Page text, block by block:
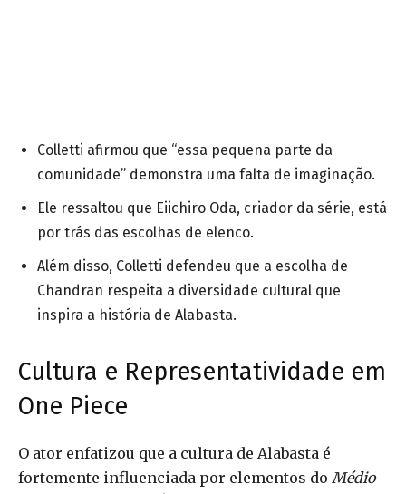
Colletti afirmou que “essa pequena parte da
comunidade” demonstra uma falta de imaginação.
Ele ressaltou que Eiichiro Oda, criador da série, está
por trás das escolhas de elenco.
Além disso, Colletti defendeu que a escolha de
Chandran respeita a diversidade cultural que
inspira a história de Alabasta.
Cultura e Representatividade em
One Piece
O ator enfatizou que a cultura de Alabasta é
fortemente influenciada por elementos do Médio